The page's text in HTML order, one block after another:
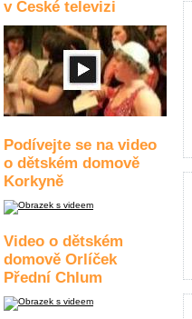
v České televizi
Podívejte se na video
o dětském domově
Korkyně
Video o dětském
domově Orlíček
Přední Chlum